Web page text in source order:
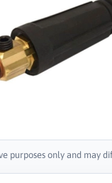
purposes only and may